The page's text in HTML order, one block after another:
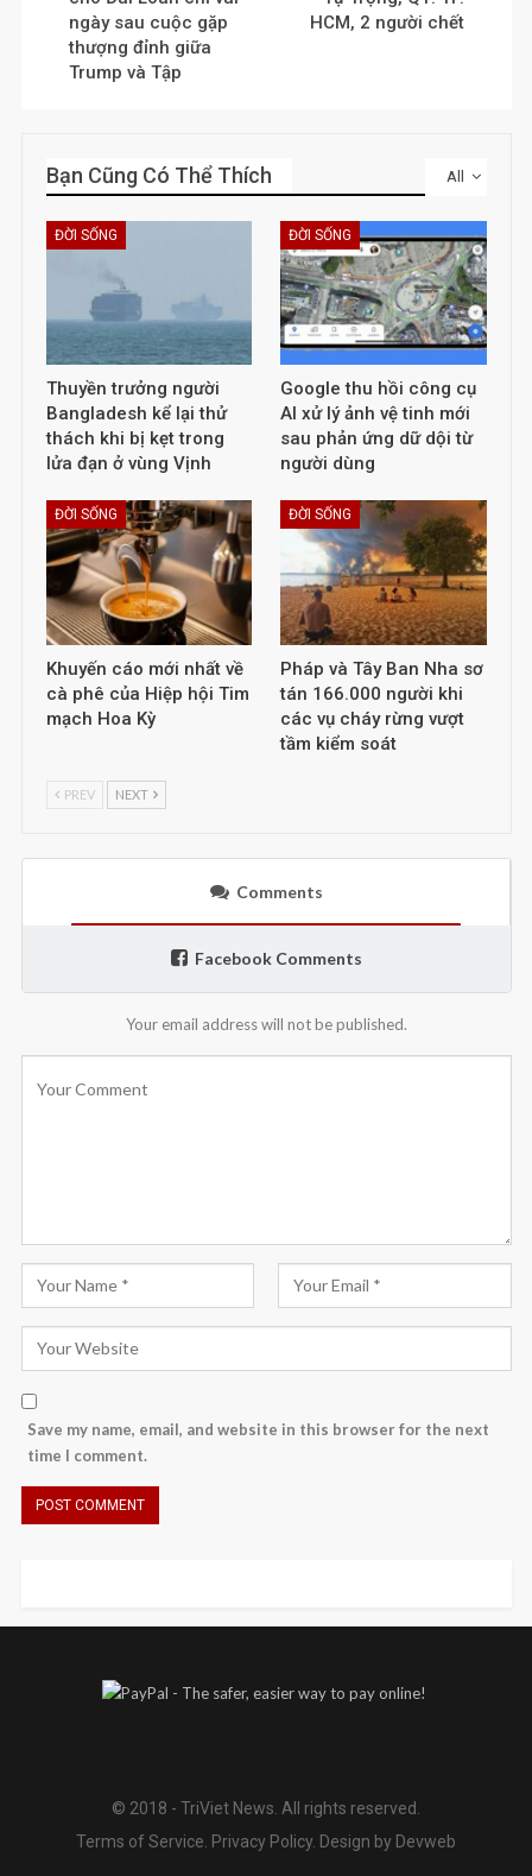
ngày sau cuộc gặp
thượng đỉnh giữa
Trump và Tập
HCM, 2 người chết
All
Bạn Cũng Có Thể Thích
ĐỜI SỐNG
Thuyền trưởng người
Bangladesh kể lại thử
thách khi bị kẹt trong
lửa đạn ở vùng Vịnh
ĐỜI SỐNG
Google thu hồi công cụ
AI xử lý ảnh vệ tinh mới
sau phản ứng dữ dội từ
người dùng
ĐỜI SỐNG
Khuyến cáo mới nhất về
cà phê của Hiệp hội Tim
mạch Hoa Kỳ
ĐỜI SỐNG
Pháp và Tây Ban Nha sơ
tán 166.000 người khi
các vụ cháy rừng vượt
tầm kiểm soát
PREV NEXT
Comments
Facebook Comments
Your email address will not be published.
Save my name, email, and website in this browser for the next
time I comment.
© 2018 - TriViet News. All rights reserved.
Terms of Service. Privacy Policy. Design by Devweb